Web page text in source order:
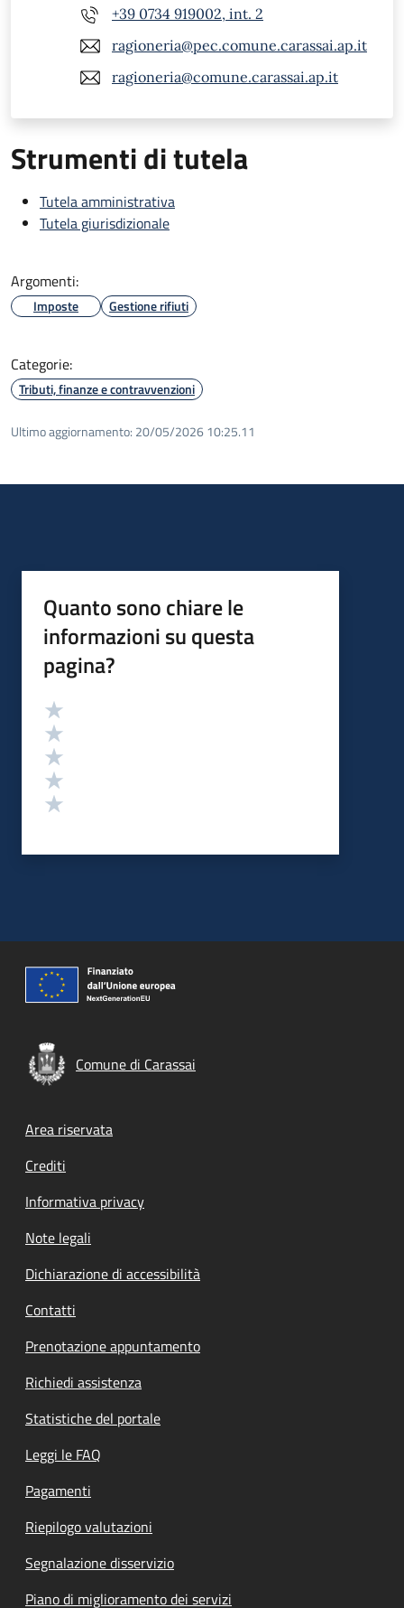
+39 0734 919002, int. 2
ragioneria@pec.comune.carassai.ap.it
ragioneria@comune.carassai.ap.it
Strumenti di tutela
Tutela amministrativa
Tutela giurisdizionale
Argomenti:
Imposte Gestione rifiuti
Categorie:
Tributi, finanze e contravvenzioni
Ultimo aggiornamento: 20/05/2026 10:25.11
Quanto sono chiare le
informazioni su questa
pagina?
Valutazione
Comune di Carassai
Footer menu
Area riservata
Crediti
Informativa privacy
Note legali
Dichiarazione di accessibilità
Contatti
Prenotazione appuntamento
Richiedi assistenza
Statistiche del portale
Leggi le FAQ
Pagamenti
Riepilogo valutazioni
Segnalazione disservizio
Piano di miglioramento dei servizi